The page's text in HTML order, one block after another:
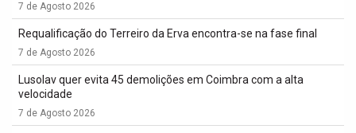
7 de Agosto 2026
Requalificação do Terreiro da Erva encontra-se na fase final
7 de Agosto 2026
Lusolav quer evita 45 demolições em Coimbra com a alta
velocidade
7 de Agosto 2026